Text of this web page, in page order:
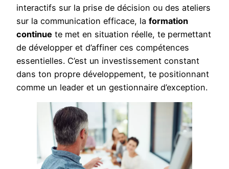
interactifs sur la prise de décision ou des ateliers
sur la communication efficace, la formation
continue te met en situation réelle, te permettant
de développer et d’affiner ces compétences
essentielles. C’est un investissement constant
dans ton propre développement, te positionnant
comme un leader et un gestionnaire d’exception.